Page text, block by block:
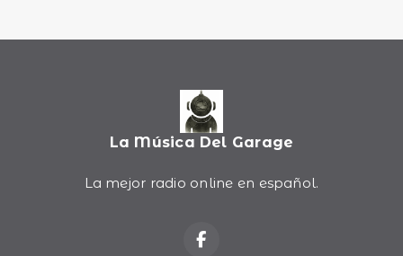
La Música Del Garage
La mejor radio online en español.